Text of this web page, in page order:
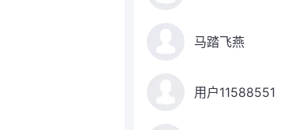
马踏飞燕
用户11588551